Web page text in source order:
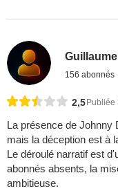
Guillaume
156 abonnés
2,5 Publiée
La présence de Johnny
mais la déception est à
Le déroulé narratif est
abonnés absents, la
ambitieuse.